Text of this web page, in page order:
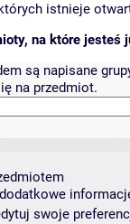
istnieje
na które jesteś
są napisane
na przedmiot.
dodatkowe
swoje